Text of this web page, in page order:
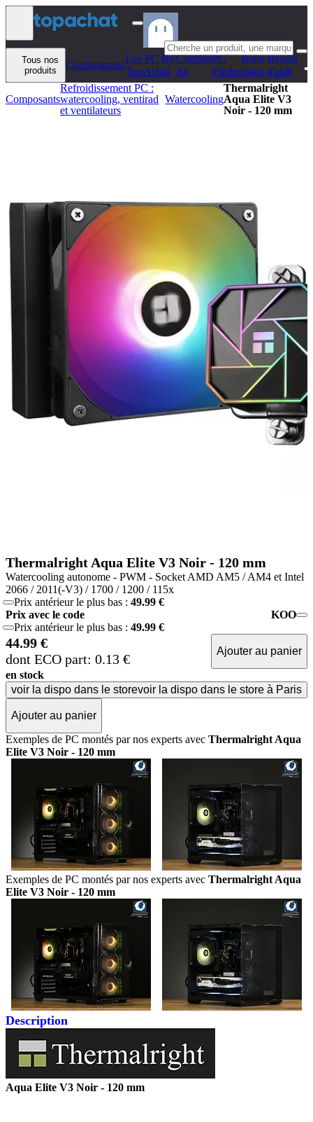
Aller au contenu
Tous nos
produits
Configomatic
Les PC By
TopAchat
Configo
Ai
PC
Finder
Bons
plans
Besoin
d'aide
Composants
Refroidissement PC :
watercooling, ventirad
et ventilateurs
Watercooling
Thermalright
Aqua Elite V3
Noir - 120 mm
Thermalright Aqua Elite V3 Noir - 120 mm
Watercooling autonome - PWM - Socket AMD AM5 / AM4 et Intel
2066 / 2011(-V3) / 1700 / 1200 / 115x
Prix antérieur le plus bas : 49.99 €
Prix avec le code
KOO
Prix antérieur le plus bas : 49.99 €
44.99 €
dont ECO part: 0.13 €
Ajouter au panier
en stock
voir la dispo dans le storevoir la dispo dans le store à Paris
Ajouter au panier
Exemples de PC montés par nos experts avec Thermalright Aqua
Elite V3 Noir - 120 mm
Exemples de PC montés par nos experts avec Thermalright Aqua
Elite V3 Noir - 120 mm
Description
Aqua Elite V3 Noir - 120 mm